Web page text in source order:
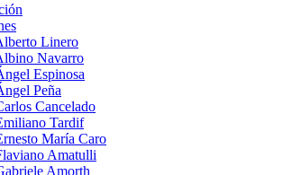
Linero
Navarro
Espinosa
Peña
Cancelado
Tardif
María Caro
Amatulli
Amorth